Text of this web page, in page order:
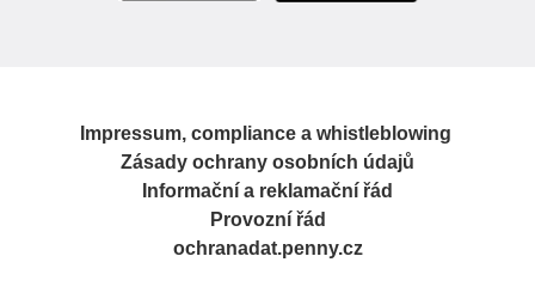
Impressum, compliance a whistleblowing
Zásady ochrany osobních údajů
Informační a reklamační řád
Provozní řád
ochranadat.penny.cz